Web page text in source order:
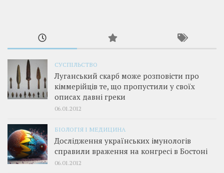
СУСПІЛЬСТВО
Луганський скарб може розповісти про
кіммерійців те, що пропустили у своїх
описах давні греки
06.01.2012
БІОЛОГІЯ І МЕДИЦИНА
Дослідження українських імунологів
справили враження на конгресі в Бостоні
06.01.2012